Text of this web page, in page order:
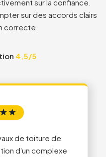
3
6
7
sur la confiance.
sur des accords clairs
correcte.
4,5/5
de toiture de
d'un complexe